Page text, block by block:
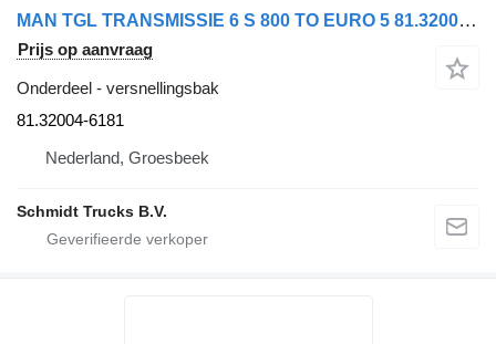
MAN TGL TRANSMISSIE 6 S 800 TO EURO 5 81.32004-6181 versnellingsbak voor vrachtwagen
Prijs op aanvraag
Onderdeel - versnellingsbak
81.32004-6181
Nederland, Groesbeek
Schmidt Trucks B.V.